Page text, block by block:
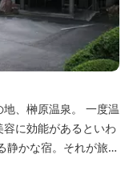
、榊原温泉。 一度温
に効能があるといわ
静かな宿。それが旅
湯や旬の味、心のこ
喧騒から離れ、平安